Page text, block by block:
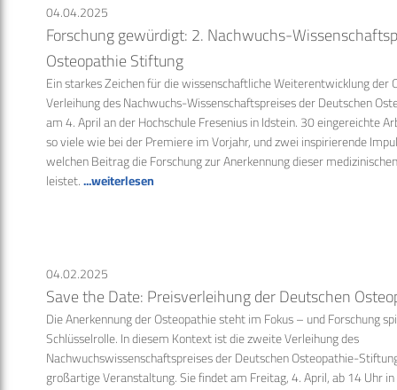
04.04.2025
Forschung gewürdigt: 2. Nachwuchs-
Osteopathie Stiftung
Ein starkes Zeichen für die wissenschaftliche Weiterentwicklung der
Verleihung des Nachwuchs-Wissenschaftspreises der Deutschen
am 4. April an der Hochschule Fresenius in Idstein. 30 eingereichte
so viele wie bei der Premiere im Vorjahr, und zwei inspirierende
welchen Beitrag die Forschung zur Anerkennung dieser
leistet....weiterlesen
04.02.2025
Save the Date: Preisverleihung der Deutschen
Die Anerkennung der Osteopathie steht im Fokus – und Forschung
Schlüsselrolle. In diesem Kontext ist die zweite Verleihung des
Nachwuchswissenschaftspreises der Deutschen Osteopathie-
großartige Veranstaltung. Sie findet am Freitag, 4. April, ab 14 Uhr